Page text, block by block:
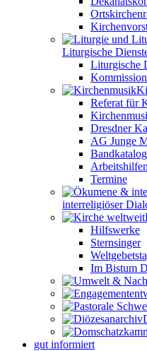
Liturgische
Liturgische
Referat für
Dresdner
AG Junge
Arbeitshilfen
Termine
interreligiöser
Hilfswerke
Sternsinger
Im Bistum
gut informiert